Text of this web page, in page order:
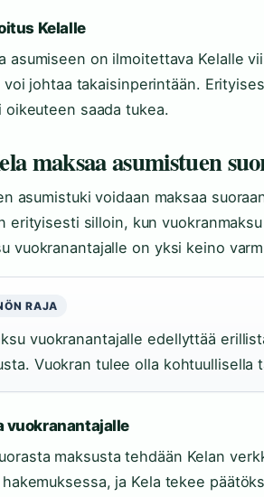
Kelalle
asumiseen on ilmoitettava Kelalle
johtaa takaisinperintään.
oikeuteen saada tukea.
maksaa asumistuen
asumistuki voidaan maksaa
erityisesti silloin, kun
vuokranantajalle on yksi keino
RAJA
vuokranantajalle edellyttää
Vuokran tulee olla kohtuullisella
vuokranantajalle
maksusta tehdään Kelan
ja Kela tekee